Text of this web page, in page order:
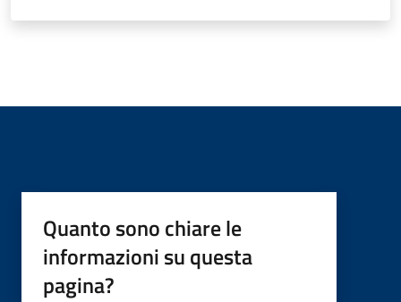
Quanto sono chiare le
informazioni su questa
pagina?